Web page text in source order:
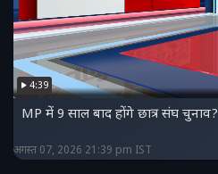
4:39
MP में 9 साल बाद होंगे छात्र संघ चुनाव?
अगस्त 07, 2026 21:39 pm IST